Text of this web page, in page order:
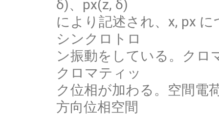
δ)、px(z, δ)
により記述され、x, px
シンクロトロ
ン振動をしている。ク
クロマティッ
ク位相が加わる。空間電
方向位相空間